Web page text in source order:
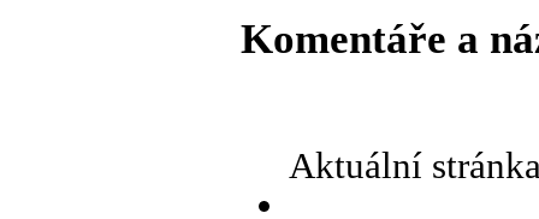
Komentáře a
Aktuální